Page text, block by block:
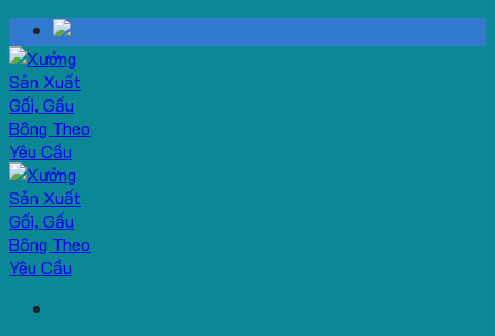
Skip
to
content